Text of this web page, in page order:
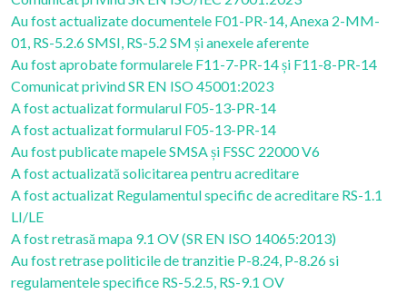
Au fost actualizate documentele F01-PR-14, Anexa 2-MM-
01, RS-5.2.6 SMSI, RS-5.2 SM și anexele aferente
Au fost aprobate formularele F11-7-PR-14 și F11-8-PR-14
Comunicat privind SR EN ISO 45001:2023
A fost actualizat formularul F05-13-PR-14
A fost actualizat formularul F05-13-PR-14
Au fost publicate mapele SMSA și FSSC 22000 V6
A fost actualizată solicitarea pentru acreditare
A fost actualizat Regulamentul specific de acreditare RS-1.1
LI/LE
A fost retrasă mapa 9.1 OV (SR EN ISO 14065:2013)
Au fost retrase politicile de tranzitie P-8.24, P-8.26 si
regulamentele specifice RS-5.2.5, RS-9.1 OV